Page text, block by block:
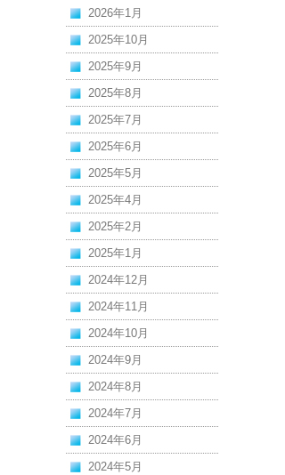
2026年1月
2025年10月
2025年9月
2025年8月
2025年7月
2025年6月
2025年5月
2025年4月
2025年2月
2025年1月
2024年12月
2024年11月
2024年10月
2024年9月
2024年8月
2024年7月
2024年6月
2024年5月